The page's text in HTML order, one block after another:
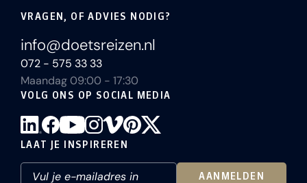
VRAGEN, OF ADVIES NODIG?
info@doetsreizen.nl
072 - 575 33 33
Maandag 09:00 - 17:30
VOLG ONS OP SOCIAL MEDIA
LAAT JE INSPIREREN
AANMELDEN